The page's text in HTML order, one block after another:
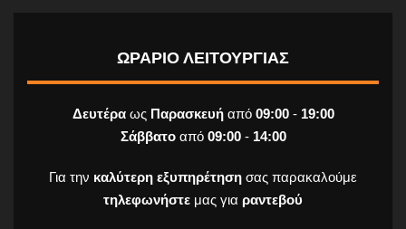
ΩΡΑΡΙΟ ΛΕΙΤΟΥΡΓΙΑΣ
Δευτέραως Παρασκευήαπό 09:00- 19:00
Σάββατοαπό 09:00- 14:00
Για την καλύτερη εξυπηρέτηση σας παρακαλούμε
τηλεφωνήστε μας για ραντεβού